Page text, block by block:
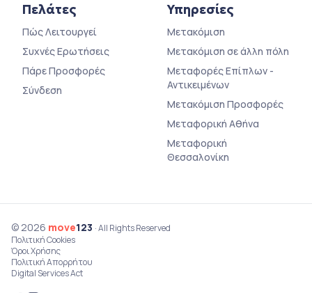
Πελάτες
Πώς Λειτουργεί
Συχνές Ερωτήσεις
Πάρε Προσφορές
Σύνδεση
Υπηρεσίες
Μετακόμιση
Μετακόμιση σε άλλη πόλη
Μεταφορές Επίπλων -
Αντικειμένων
Μετακόμιση Προσφορές
Μεταφορική Αθήνα
Μεταφορική
Θεσσαλονίκη
© 2026 move123 · All Rights Reserved
Πολιτική Cookies
Όροι Χρήσης
Πολιτική Απορρήτου
Digital Services Act